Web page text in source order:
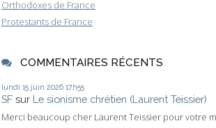
Orthodoxes de France
Protestants de France
COMMENTAIRES RÉCENTS
lundi 15 juin 2026 17h55
SF sur Le sionisme chrétien (Laurent Teissier)
Merci beaucoup cher Laurent Teissier pour votre